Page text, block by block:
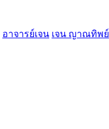
อาจารย์เจน เจน ญาณทิพย์